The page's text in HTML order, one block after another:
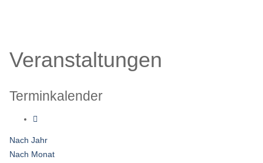
Veranstaltungen
Terminkalender
Nach Jahr
Nach Monat